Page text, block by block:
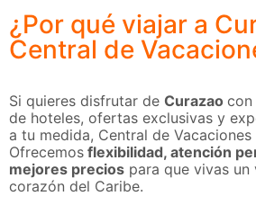
¿Por qué viajar a
Central de
Si quieres disfrutar de Curazao con
de hoteles, ofertas exclusivas y
a tu medida, Central de
Ofrecemos flexibilidad, atención
mejores precios para que vivas
corazón del Caribe.